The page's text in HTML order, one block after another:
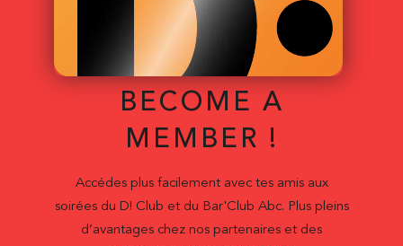
BECOME A
MEMBER !
Accédes plus facilement avec tes amis aux
soirées du D! Club et du Bar'Club Abc. Plus pleins
d’avantages chez nos partenaires et des